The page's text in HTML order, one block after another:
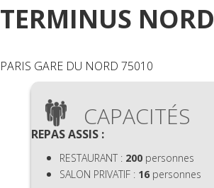
TERMINUS NORD
PARIS GARE DU NORD 75010
CAPACITÉS
REPAS ASSIS :
RESTAURANT : 200 personnes
SALON PRIVATIF : 16 personnes